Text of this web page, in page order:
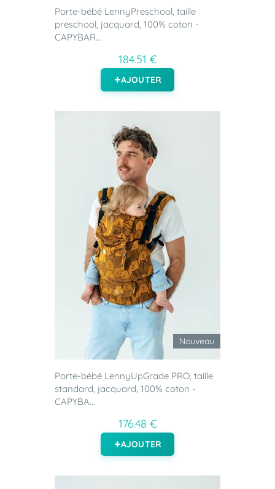
Porte-bébé LennyPreschool, taille
preschool, jacquard, 100% coton -
CAPYBAR...
184.51 €
AJOUTER
Nouveau
Porte-bébé LennyUpGrade PRO, taille
standard, jacquard, 100% coton -
CAPYBA...
176.48 €
AJOUTER